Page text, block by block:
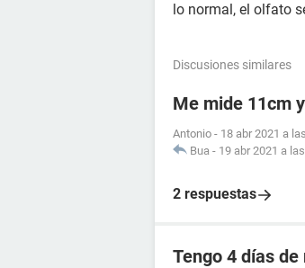
lo normal, el olfato
Discusiones similares
Me mide 11cm
Antonio - 18 abr 2021 a
Bua - 19 abr 2021 a
2 respuestas
Tengo 4 días